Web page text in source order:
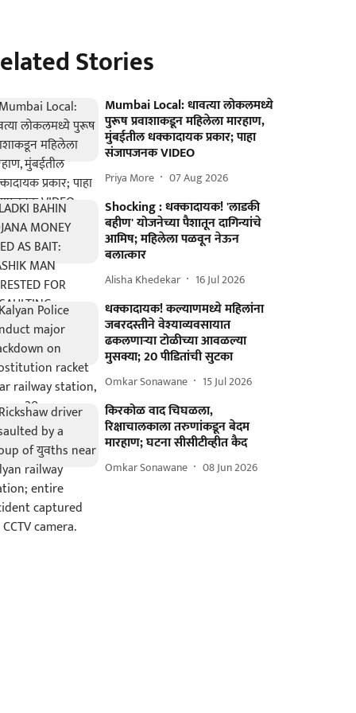
Stories
Mumbai Local: धावत्या लोकलमध्ये
पुरूष प्रवाशाकडून महिलेला मारहाण,
मुंबईतील धक्कादायक प्रकार; पाहा
संजापजनक VIDEO
Priya More 07 Aug 2026
Shocking : धक्कादायक! 'लाडकी
बहीण' योजनेच्या पैशातून दागिन्यांचे
आमिष; महिलेला पळवून नेऊन
बलात्कार
Alisha Khedekar 16 Jul 2026
धक्कादायक! कल्याणमध्ये महिलांना
जबरदस्तीने वेश्याव्यवसायात
ढकलणाऱ्या टोळीच्या आवळल्या
मुसक्या; 20 पीडितांची सुटका
Omkar Sonawane 15 Jul 2026
किरकोळ वाद चिघळला,
रिक्षाचालकाला तरुणांकडून बेदम
मारहाण; घटना सीसीटीव्हीत कैद
Omkar Sonawane 08 Jun 2026